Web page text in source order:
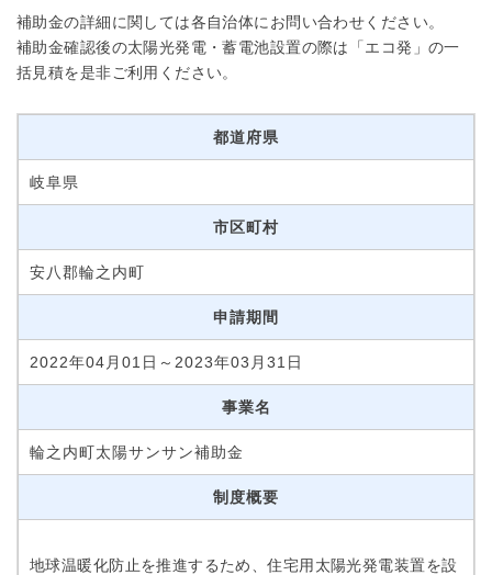
補助金の詳細に関しては各自治体にお問い合わせください。
補助金確認後の太陽光発電・蓄電池設置の際は「エコ発」の一
括見積を是非ご利用ください。
都道府県
岐阜県
市区町村
安八郡輪之内町
申請期間
2022年04月01日～2023年03月31日
事業名
輪之内町太陽サンサン補助金
制度概要
地球温暖化防止を推進するため、住宅用太陽光発電装置を設